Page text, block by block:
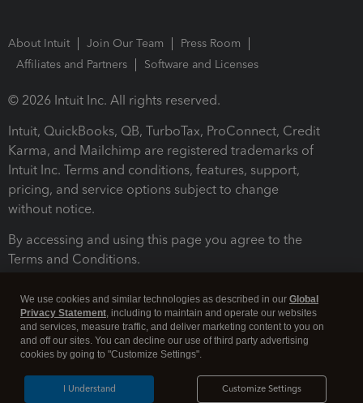
About Intuit Join Our Team
Press Room
Affiliates and Partners
Software and Licenses
© 2026 Intuit Inc. All rights reserved.
Intuit, QuickBooks, QB, TurboTax, ProConnect, Credit
Karma, and Mailchimp are registered trademarks of
Intuit Inc. Terms and conditions, features, support,
pricing, and service options subject to change
without notice.
By accessing and using this page you agree to the
Terms and Conditions.
Legal Security
We use cookies and similar technologies as described in our Global
Privacy Statement, including to maintain and operate our websites
and services, measure traffic, and deliver marketing content to you on
and off our sites. You can decline our use of third party advertising
cookies by going to "Customize Settings".
Customize Settings
I Understand